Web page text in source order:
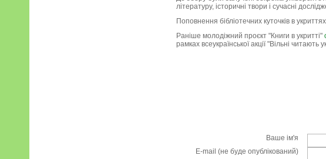
літературу, історичні твори і сучасні
Поповнення бібліотечних куточків в
Раніше молодіжний проєкт "Книги в укритті"
рамках всеукраїнської акції "Вільні читають
Ваше ім'я
E-mail (не буде опублікований)